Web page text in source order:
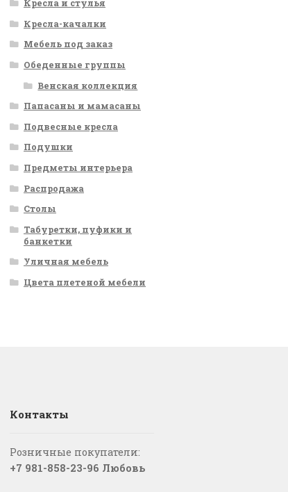
Кресла и стулья
Кресла-качалки
Мебель под заказ
Обеденные группы
Венская коллекция
Папасаны и мамасаны
Подвесные кресла
Подушки
Предметы интерьера
Распродажа
Столы
Табуретки, пуфики и
банкетки
Уличная мебель
Цвета плетеной мебели
Контакты
Розничные покупатели:
+7 981-858-23-96 Любовь